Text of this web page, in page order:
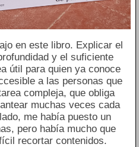
en este libro. Explicar el
y el suficiente
útil para quien ya conoce
a las personas que
compleja, que obliga
muchas veces cada
me había puesto un
pero había mucho que
recortar contenidos.